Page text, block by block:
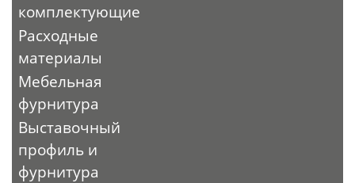
комплектующие
Расходные
материалы
Мебельная
фурнитура
Выставочный
профиль и
фурнитура